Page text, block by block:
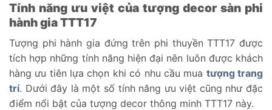
Tính năng ưu việt của tượng decor sàn phi
hành gia TTT17
Tượng phi hành gia đứng trên phi thuyền TTT17 được
tích hợp những tính năng hiện đại nên luôn được khách
hàng ưu tiên lựa chọn khi có nhu cầu mua tượng trang
trí. Dưới đây là một số tính năng ưu việt cũng như đặc
điểm nổi bật của tượng decor thông minh TTT17 này.